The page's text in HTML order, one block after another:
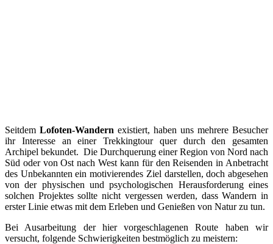
Seitdem Lofoten-Wandern existiert, haben uns mehrere Besucher
ihr Interesse an einer Trekkingtour quer durch den gesamten
Archipel bekundet. Die Durchquerung einer Region von Nord nach
Süd oder von Ost nach West kann für den Reisenden in Anbetracht
des Unbekannten ein motivierendes Ziel darstellen, doch abgesehen
von der physischen und psychologischen Herausforderung eines
solchen Projektes sollte nicht vergessen werden, dass Wandern in
erster Linie etwas mit dem Erleben und Genießen von Natur zu tun.
Bei Ausarbeitung der hier vorgeschlagenen Route haben wir
versucht, folgende Schwierigkeiten bestmöglich zu meistern: